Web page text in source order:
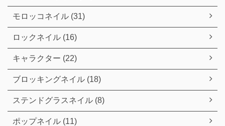
モロッコネイル (31)
ロックネイル (16)
キャラクター (22)
ブロッキングネイル (18)
ステンドグラスネイル (8)
ポップネイル (11)